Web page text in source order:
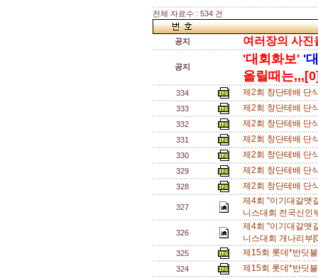
전체 자료수 : 534 건
공지 여러장의 사진
공지
'대회화보' '
올릴때는
334 제2회 창단테배 단
333 제2회 창단테배 단
332 제2회 창단테배 단
331 제2회 창단테배 단
330 제2회 창단테배 단
329 제2회 창단테배 단
328 제2회 창단테배 단
327
제4회 "이기대갈맷
니스대회 전국신
326
제4회 "이기대갈맷
니스대회 개나리
325 제15회 롯데*반딧
324 제15회 롯데*반딧